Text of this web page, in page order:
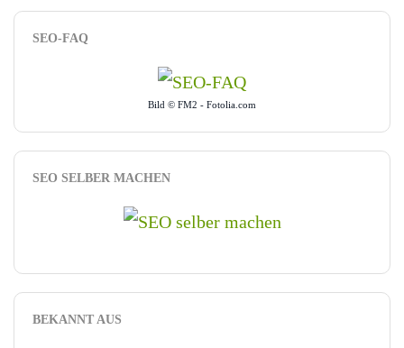
SEO-FAQ
Bild © FM2 - Fotolia.com
SEO SELBER MACHEN
BEKANNT AUS